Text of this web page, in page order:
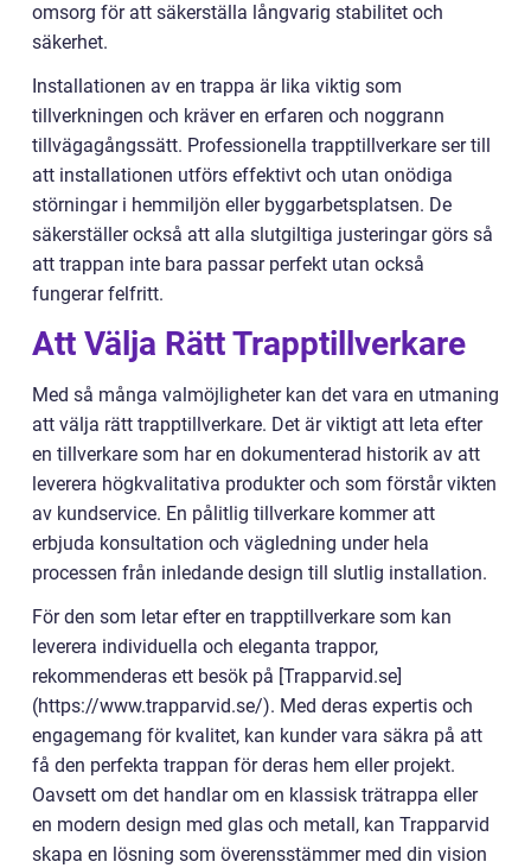
omsorg för att säkerställa långvarig stabilitet och
säkerhet.
Installationen av en trappa är lika viktig som
tillverkningen och kräver en erfaren och noggrann
tillvägagångssätt. Professionella trapptillverkare ser till
att installationen utförs effektivt och utan onödiga
störningar i hemmiljön eller byggarbetsplatsen. De
säkerställer också att alla slutgiltiga justeringar görs så
att trappan inte bara passar perfekt utan också
fungerar felfritt.
Att Välja Rätt Trapptillverkare
Med så många valmöjligheter kan det vara en utmaning
att välja rätt trapptillverkare. Det är viktigt att leta efter
en tillverkare som har en dokumenterad historik av att
leverera högkvalitativa produkter och som förstår vikten
av kundservice. En pålitlig tillverkare kommer att
erbjuda konsultation och vägledning under hela
processen från inledande design till slutlig installation.
För den som letar efter en trapptillverkare som kan
leverera individuella och eleganta trappor,
rekommenderas ett besök på [Trapparvid.se]
(https://www.trapparvid.se/). Med deras expertis och
engagemang för kvalitet, kan kunder vara säkra på att
få den perfekta trappan för deras hem eller projekt.
Oavsett om det handlar om en klassisk trätrappa eller
en modern design med glas och metall, kan Trapparvid
skapa en lösning som överensstämmer med din vision